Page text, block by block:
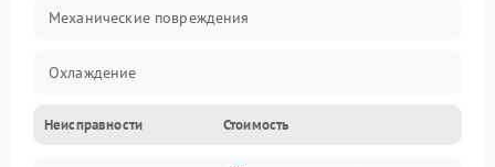
Механические повреждения
Охлаждение
Механика
Неисправности Стоимость